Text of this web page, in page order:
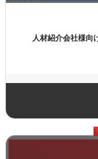
人材紹介会社様向